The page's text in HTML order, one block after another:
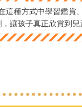
這種方式中學習鑑賞
讓孩子真正欣賞到